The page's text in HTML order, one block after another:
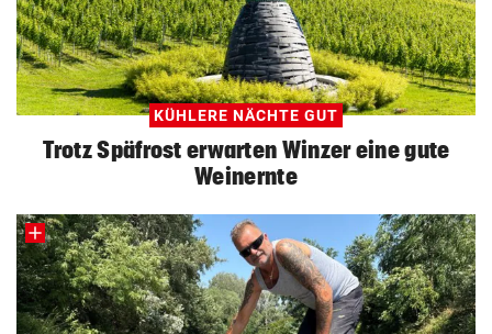
KÜHLERE NÄCHTE GUT
Trotz Späfrost erwarten Winzer eine gute
Weinernte